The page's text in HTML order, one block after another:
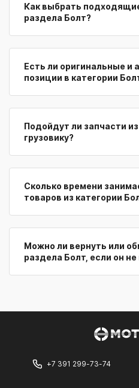
Как выбрать
раздела Болт?
Есть ли оригинальные и
позиции в категории
Подойдут ли запчасти
грузовику?
Сколько времени
товаров из категории
Можно ли вернуть или
раздела Болт, если он
+7 391 299-73-74